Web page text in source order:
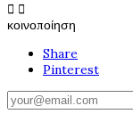
 
κοινοποίηση
Share
Pinterest